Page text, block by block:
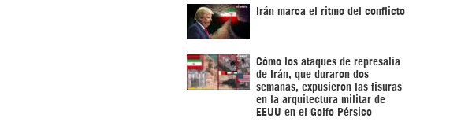
Irán marca el ritmo del conflicto
Cómo los ataques de represalia
de Irán, que duraron dos
semanas, expusieron las fisuras
en la arquitectura militar de
EEUU en el Golfo Pérsico